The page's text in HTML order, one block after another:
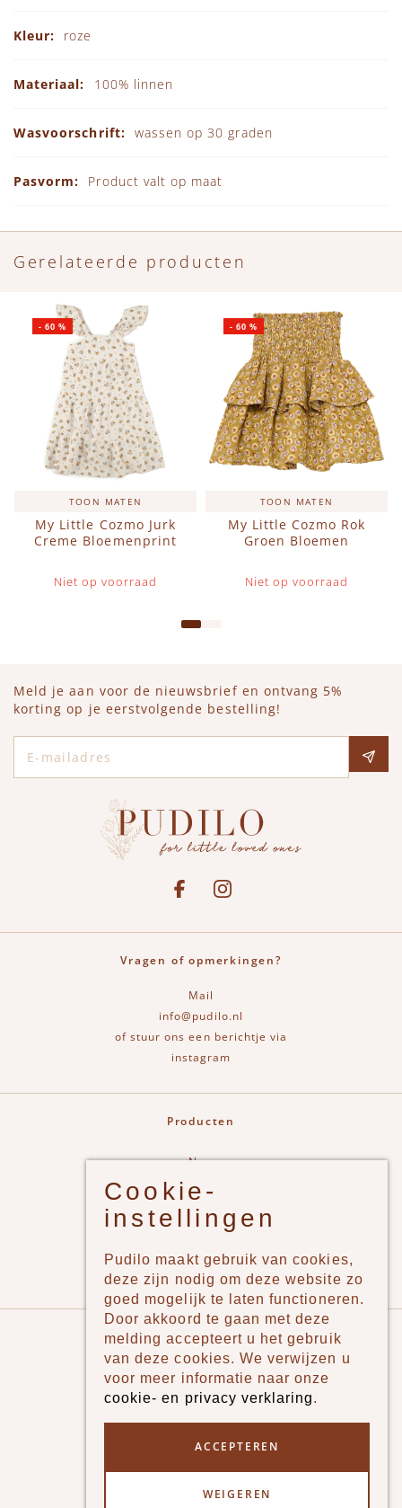
roze
100% linnen
wassen op 30 graden
Product valt op maat
Gerelateerde producten
TOON MATEN
My Little Cozmo Jurk
Creme Bloemenprint
Niet op voorraad
-60 %
TOON MATEN
My Little Cozmo Rok
Groen Bloemen
Niet op voorraad
-60 %
Meld je aan voor de nieuwsbrief en ontvang 5%
korting op je eerstvolgende bestelling!
See our FacebookBekijk onze Instagram pagina
Vragen of opmerkingen?
Mail
info@pudilo.nl
of stuur ons een berichtje via
instagram
Producten
New
Jongens
Meisjes
Merken
Pudilo
Over ons
Algemene voorwaarden
Klantenservice - Ruilen & Retourneren
Cookie-
instellingen
Pudilo maakt gebruik van cookies,
deze zijn nodig om deze website zo
goed mogelijk te laten functioneren.
Door akkoord te gaan met deze
melding accepteert u het gebruik
van deze cookies. We verwijzen u
voor meer informatie naar onze
cookie- en privacy verklaring.
ACCEPTEREN
WEIGEREN